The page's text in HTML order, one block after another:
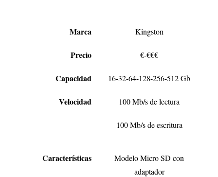
Marca Kingston
Precio €-€€€
Capacidad 16-32-64-128-256-512 Gb
Velocidad 100 Mb/s de lectura
100 Mb/s de escritura
Características
Modelo Micro SD con
adaptador